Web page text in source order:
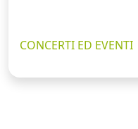
CONCERTI ED EVENTI